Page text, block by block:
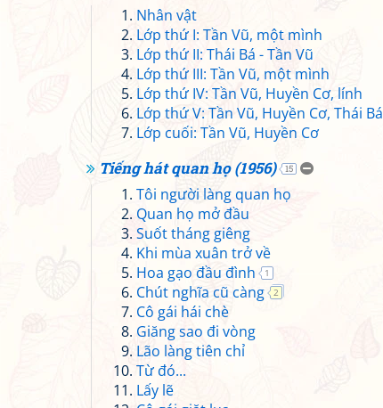
Nhân vật
Lớp thứ I: Tần Vũ, một mình
Lớp thứ II: Thái Bá - Tần Vũ
Lớp thứ III: Tần Vũ, một mình
Lớp thứ IV: Tần Vũ, Huyền Cơ, lính
Lớp thứ V: Tần Vũ, Huyền Cơ, Thái Bá
Lớp cuối: Tần Vũ, Huyền Cơ
Tiếng hát quan họ (1956) 15
Tôi người làng quan họ
Quan họ mở đầu
Suốt tháng giêng
Khi mùa xuân trở về
Hoa gạo đầu đình
1
Chút nghĩa cũ càng 2
Cô gái hái chè
Giăng sao đi vòng
Lão làng tiên chỉ
Từ đó...
Lấy lẽ